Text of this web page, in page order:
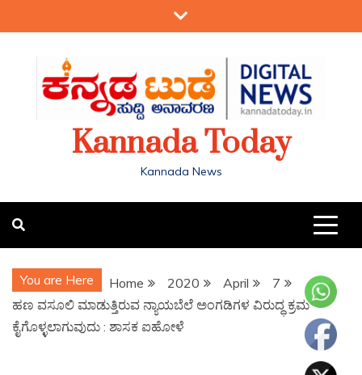
Kannada Today
Kannada News
You are Here Home 2020 April
7
ಹಣ ವಸೂಲಿ ಮಾಡುತ್ತಿರುವ ನ್ಯಾಯಬೆಲೆ ಅಂಗಡಿಗಳ ವಿರುದ್ಧ ಕ್ರಮ
ಕೈಗೊಳ್ಳಲಾಗುವುದು : ಶಾಸಕ ಐಹೋಳೆ